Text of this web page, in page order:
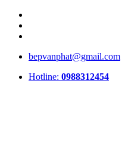
bepvanphat@gmail.com
Hotline: 0988312454